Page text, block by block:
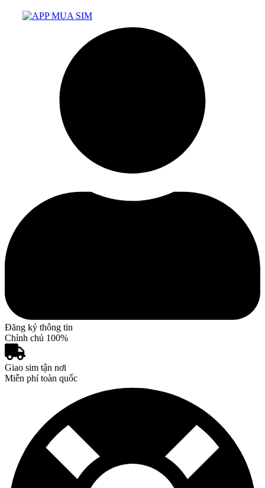
Đăng ký thông tin
Chỉnh chủ 100%
Giao sim tận nơi
Miễn phí toàn quốc